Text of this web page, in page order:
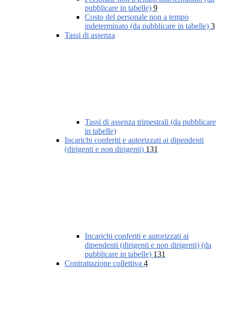
pubblicare in tabelle) 9
Costo del personale non a tempo
indeterminato (da pubblicare in tabelle) 3
Tassi di assenza
Tassi di assenza trimestrali (da pubblicare
in tabelle)
Incarichi conferiti e autorizzati ai dipendenti
(dirigenti e non dirigenti) 131
Incarichi conferiti e autorizzati ai
dipendenti (dirigenti e non dirigenti) (da
pubblicare in tabelle) 131
Contrattazione collettiva 4